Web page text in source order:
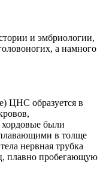
и эмбриологии,
а намного
ЦНС образуется в
хордовые были
в толще
нервная трубка
плавно пробегающую